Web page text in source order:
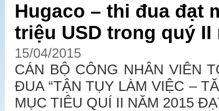
Hugaco – thi đua đạt
triệu USD trong quý II
15/04/2015
CÁN BỘ CÔNG NHÂN VIÊN
ĐUA “TẬN TỤY LÀM VIỆC –
MỤC TIÊU QUÍ II NĂM 2015